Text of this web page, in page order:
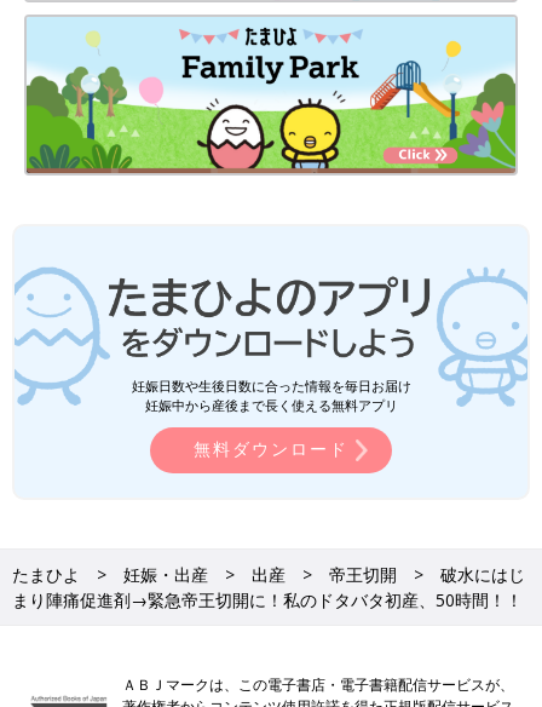
妊娠日数や生後日数に合った情報を毎日お届け
妊娠中から産後まで長く使える無料アプリ
無料ダウンロード
たまひよ 妊娠・出産 出産 帝王切開
破水にはじ
まり陣痛促進剤→緊急帝王切開に！私のドタバタ初産、50時間！！
ＡＢＪマークは、この電子書店・電子書籍配信サービスが、